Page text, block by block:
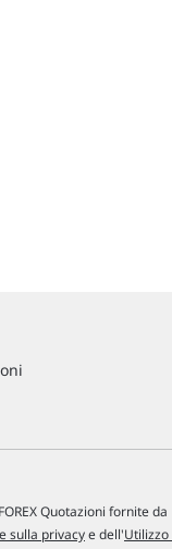
Quotazioni fornite da
sulla privacye dell'